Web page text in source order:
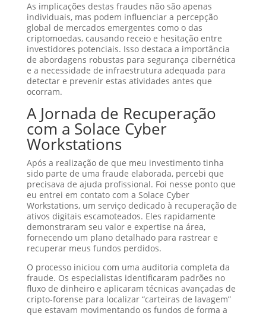
As implicações destas fraudes não são apenas
individuais, mas podem influenciar a percepção
global de mercados emergentes como o das
criptomoedas, causando receio e hesitação entre
investidores potenciais. Isso destaca a importância
de abordagens robustas para segurança cibernética
e a necessidade de infraestrutura adequada para
detectar e prevenir estas atividades antes que
ocorram.
A Jornada de Recuperação
com a Solace Cyber
Workstations
Após a realização de que meu investimento tinha
sido parte de uma fraude elaborada, percebi que
precisava de ajuda profissional. Foi nesse ponto que
eu entrei em contato com a Solace Cyber
Workstations, um serviço dedicado à recuperação de
ativos digitais escamoteados. Eles rapidamente
demonstraram seu valor e expertise na área,
fornecendo um plano detalhado para rastrear e
recuperar meus fundos perdidos.
O processo iniciou com uma auditoria completa da
fraude. Os especialistas identificaram padrões no
fluxo de dinheiro e aplicaram técnicas avançadas de
cripto-forense para localizar “carteiras de lavagem”
que estavam movimentando os fundos de forma a